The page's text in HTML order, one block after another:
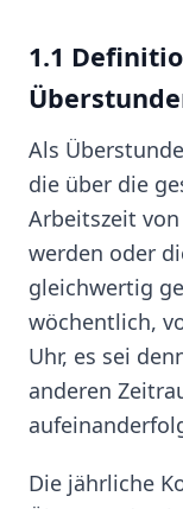
1.1
Als
die über die
Arbeitszeit
werden oder
gleichwertig
wöchentlich,
Uhr, es sei
anderen
Die jährliche